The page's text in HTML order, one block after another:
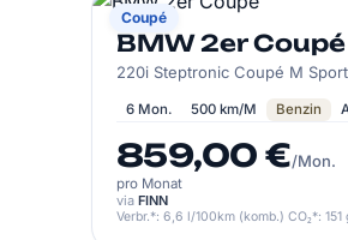
Coupé
BMW
BMW 2er Coupé
220i Steptronic Coupé M Sport
6 Mon. 500 km/M Benzin
859,00 €/Mon.
pro Monat
via FINN
Verbr.*: 6,6 l/100km (komb.) CO₂*: